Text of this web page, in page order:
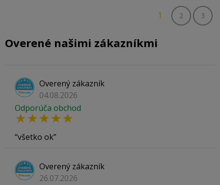
1 2 3
Overené našimi zákazníkmi
Overený zákazník
04.08.2026
Odporúča obchod
všetko ok
Overený zákazník
26.07.2026